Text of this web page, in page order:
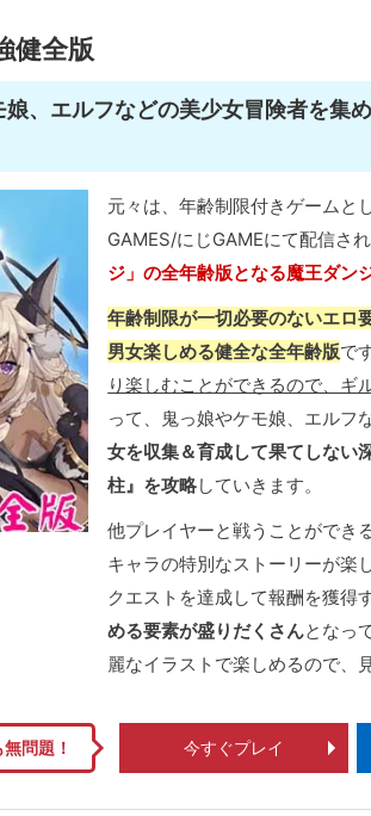
健全版
、エルフなどの美少女冒険者を集
元々は、年齢制限付きゲームと
GAMES/にじGAMEにて配信さ
ジ」の全年齢版となる魔王ダン
年齢制限が一切必要のないエロ
男女楽しめる健全な全年齢版で
り楽しむことができるので、ギ
って、鬼っ娘やケモ娘、エルフ
女を収集＆育成して果てしない
柱』を攻略していきます。
他プレイヤーと戦うことができ
キャラの特別なストーリーが楽
クエストを達成して報酬を獲得
める要素が盛りだくさんとなっ
麗なイラストで楽しめるので、
問題！ 今すぐプレイ